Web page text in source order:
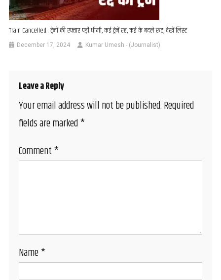
Train Cancelled : ट्रेनों की रफ्तार पड़ी धीमी, कई ट्रेनें रद्द, कई के बदले रूट, देखें लिस्ट
December 17, 2024 Kumar Umesh - (Journalist)
Leave a Reply
Your email address will not be published.Required
fields are marked*
Comment*
Name*